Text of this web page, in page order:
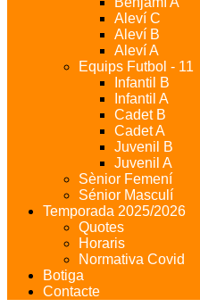
Aleví C
Aleví B
Aleví A
Equips Futbol - 11
Infantil B
Infantil A
Cadet B
Cadet A
Juvenil B
Juvenil A
Sènior Femení
Sénior Masculí
Temporada 2025/2026
Quotes
Horaris
Normativa Covid
Botiga
Contacte